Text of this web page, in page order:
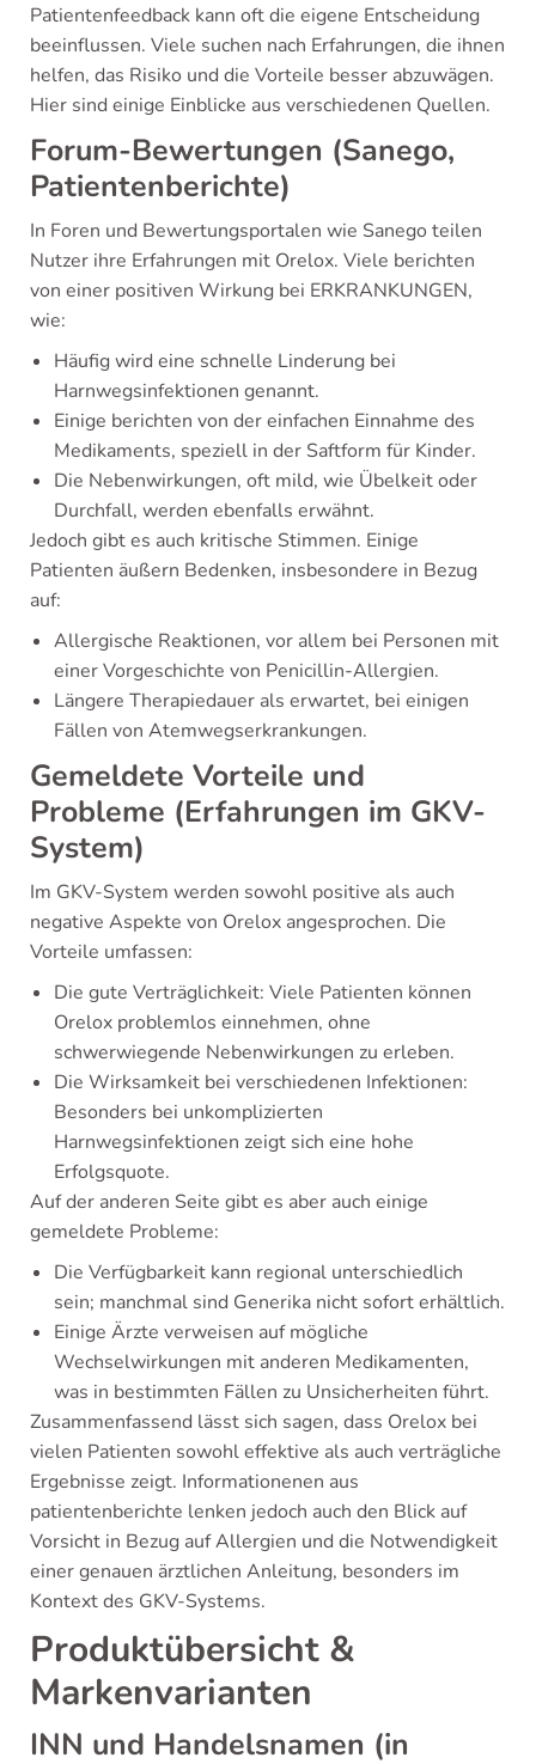
Patientenfeedback kann oft die eigene Entscheidung
beeinflussen. Viele suchen nach Erfahrungen, die ihnen
helfen, das Risiko und die Vorteile besser abzuwägen.
Hier sind einige Einblicke aus verschiedenen Quellen.
Forum-Bewertungen (Sanego,
Patientenberichte)
In Foren und Bewertungsportalen wie Sanego teilen
Nutzer ihre Erfahrungen mit Orelox. Viele berichten
von einer positiven Wirkung bei ERKRANKUNGEN,
wie:
Häufig wird eine schnelle Linderung bei
Harnwegsinfektionen genannt.
Einige berichten von der einfachen Einnahme des
Medikaments, speziell in der Saftform für Kinder.
Die Nebenwirkungen, oft mild, wie Übelkeit oder
Durchfall, werden ebenfalls erwähnt.
Jedoch gibt es auch kritische Stimmen. Einige
Patienten äußern Bedenken, insbesondere in Bezug
auf:
Allergische Reaktionen, vor allem bei Personen mit
einer Vorgeschichte von Penicillin-Allergien.
Längere Therapiedauer als erwartet, bei einigen
Fällen von Atemwegserkrankungen.
Gemeldete Vorteile und
Probleme (Erfahrungen im GKV-
System)
Im GKV-System werden sowohl positive als auch
negative Aspekte von Orelox angesprochen. Die
Vorteile umfassen:
Die gute Verträglichkeit: Viele Patienten können
Orelox problemlos einnehmen, ohne
schwerwiegende Nebenwirkungen zu erleben.
Die Wirksamkeit bei verschiedenen Infektionen:
Besonders bei unkomplizierten
Harnwegsinfektionen zeigt sich eine hohe
Erfolgsquote.
Auf der anderen Seite gibt es aber auch einige
gemeldete Probleme:
Die Verfügbarkeit kann regional unterschiedlich
sein; manchmal sind Generika nicht sofort erhältlich.
Einige Ärzte verweisen auf mögliche
Wechselwirkungen mit anderen Medikamenten,
was in bestimmten Fällen zu Unsicherheiten führt.
Zusammenfassend lässt sich sagen, dass Orelox bei
vielen Patienten sowohl effektive als auch verträgliche
Ergebnisse zeigt. Informationenen aus
patientenberichte lenken jedoch auch den Blick auf
Vorsicht in Bezug auf Allergien und die Notwendigkeit
einer genauen ärztlichen Anleitung, besonders im
Kontext des GKV-Systems.
Produktübersicht &
Markenvarianten
INN und Handelsnamen (in